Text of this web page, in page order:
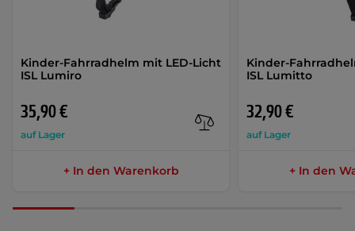
Kinder-Fahrradhelm mit LED-Licht
ISL Lumiro
35,90 €
auf Lager
+ In den Warenkorb
Kinder-
ISL Lumitto
32,90 €
auf Lager
+ In den